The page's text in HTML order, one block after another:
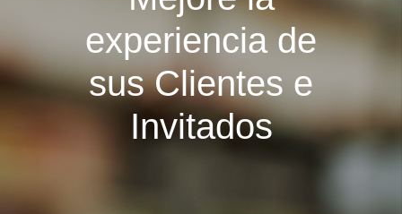
experiencia de
sus Clientes e
Invitados